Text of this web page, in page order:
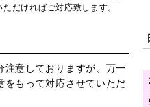
だければご対応致します。
注意しておりますが、万一
をもって対応させていただ